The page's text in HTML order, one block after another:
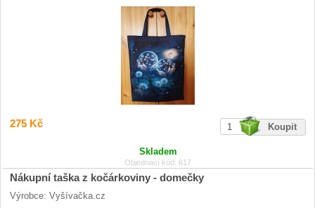
275 Kč
Skladem
Objednací kód: 617
Nákupní taška z kočárkoviny - domečky
Výrobce: Vyšívačka.cz